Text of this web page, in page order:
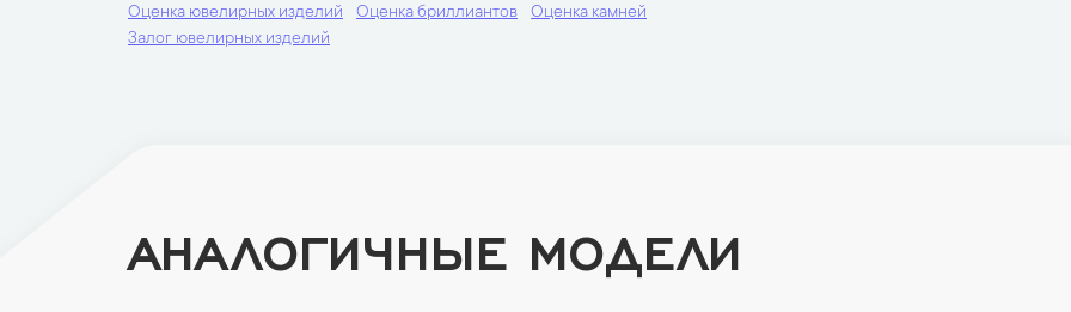
Оценка ювелирных изделий
Оценка бриллиантов
Оценка камней
Залог ювелирных изделий
АНАЛОГИЧНЫЕ МОДЕЛИ